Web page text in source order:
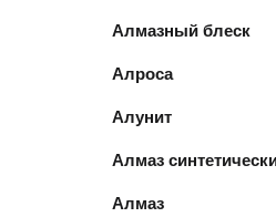
Алмазный блеск
Алроса
Алунит
Алмаз
Алмаз